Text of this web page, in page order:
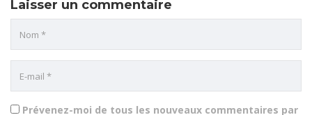
Laisser un commentaire
Prévenez-moi de tous les nouveaux commentaires par